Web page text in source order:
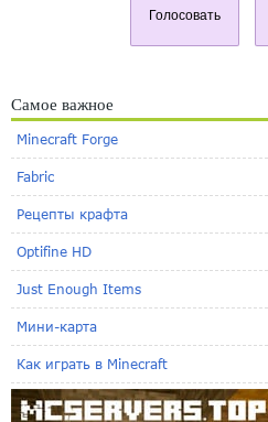
Голосовать
Самое важное
Minecraft Forge
Fabric
Рецепты крафта
Optifine HD
Just Enough Items
Мини-карта
Как играть в Minecraft